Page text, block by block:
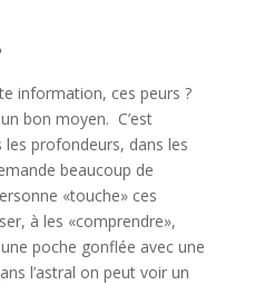
information, ces peurs ?
bon moyen. C’est
profondeurs, dans les
beaucoup de
«touche» ces
à les «comprendre»,
poche gonflée avec une
l’astral on peut voir un